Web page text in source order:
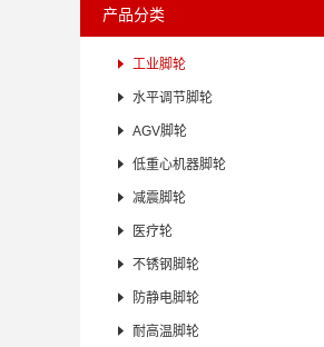
产品分类
 工业脚轮
 水平调节脚轮
 AGV脚轮
 低重心机器脚轮
 减震脚轮
 医疗轮
 不锈钢脚轮
 防静电脚轮
 耐高温脚轮